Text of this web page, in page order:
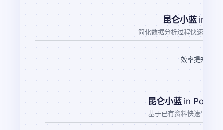
昆仑小蓝 in
简化数据分析过程快速提供
效率提升
昆仑小蓝 in
基于已有资料快速生成演